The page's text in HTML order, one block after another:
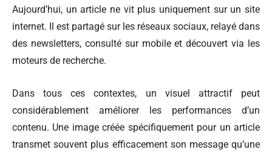
Aujourd’hui, un article ne vit plus uniquement sur un site
internet. Il est partagé sur les réseaux sociaux, relayé dans
des newsletters, consulté sur mobile et découvert via les
moteurs de recherche.
Dans tous ces contextes, un visuel attractif peut
considérablement améliorer les performances d’un
contenu. Une image créée spécifiquement pour un article
transmet souvent plus efficacement son message qu’une